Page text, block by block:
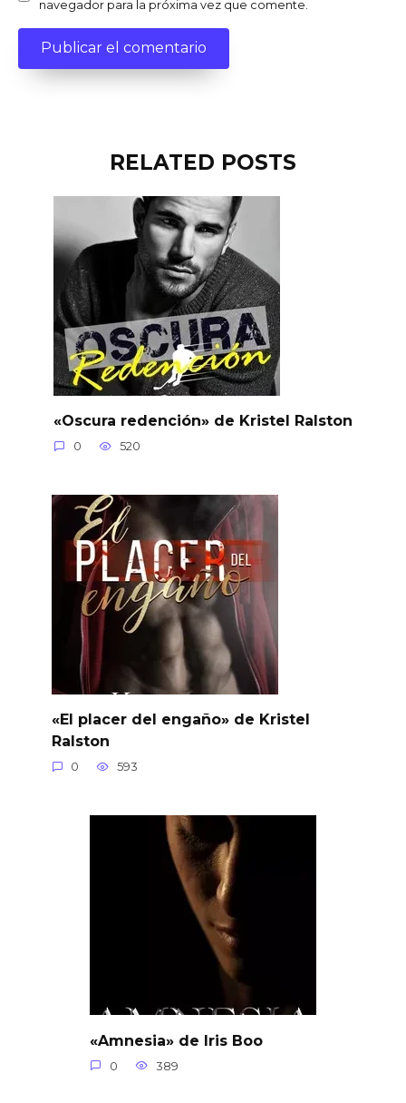
navegador para la próxima vez que comente.
RELATED POSTS
«Oscura redención» de Kristel Ralston
0 520
«El placer del engaño» de Kristel
Ralston
0 593
«Amnesia» de Iris Boo
0 389